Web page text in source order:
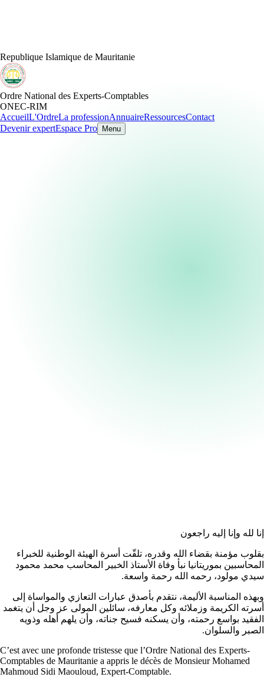
Republique Islamique de Mauritanie
Ordre National des Experts-Comptables
ONEC-RIM
AccueilL'OrdreLa professionAnnuaireRessourcesContact
Devenir expertEspace Pro Menu
إنا لله وإنا إليه راجعون
بقلوب مؤمنة بقضاء الله وقدره، تلقّت أسرة الهيئة الوطنية للخبراء
المحاسبين بموريتانيا نبأ وفاة الأستاذ الخبير المحاسب محمد محمود
سيدي مولود، رحمه الله رحمة واسعة.
وبهذه المناسبة الأليمة، نتقدم بأصدق عبارات التعازي والمواساة إلى
أسرته الكريمة وزملائه وكل معارفه، سائلين المولى عز وجل أن يتغمد
الفقيد بواسع رحمته، وأن يسكنه فسيح جناته، وأن يلهم أهله وذويه
الصبر والسلوان.
C’est avec une profonde tristesse que l’Ordre National des Experts-
Comptables de Mauritanie a appris le décès de Monsieur Mohamed
Mahmoud Sidi Maouloud, Expert-Comptable.